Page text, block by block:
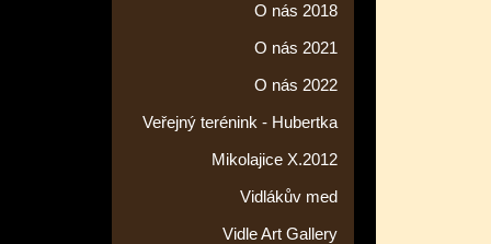
O nás 2018
O nás 2021
O nás 2022
Veřejný terénink - Hubertka
Mikolajice X.2012
Vidlákův med
Vidle Art Gallery